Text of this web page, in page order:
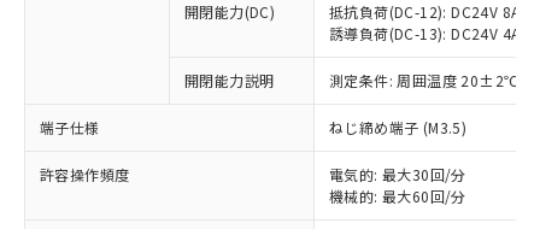
開閉能力(DC)
抵抗負荷(DC-12): DC24V 8A/
誘導負荷(DC-13): DC24V 4A/
開閉能力説明 測定条件: 周囲温度 20±2℃、
端子仕様 ねじ締め端子 (M3.5)
許容操作頻度
電気的: 最大30回/分
機械的: 最大60回/分
以下の条件をお読みいただき、同意のうえ
ご利用ください。
本サービスは、当社制御機器事業取扱
商品の当社在庫状況および標準価格
(税抜)を提供させていただくもので
対応予定なし：EU RoHS指令（10物質）の
非含有に非対応の商品で、対応品を出す予
調査・確認中：EU RoHS指令（10物質）の
非含有の対応状況を調査中または確認中の
商品です。
非該当品：ライセンス料など無形物で、有
「○」：最大均質材料含有率が中国RoHSの
基準値以下であることを示します。